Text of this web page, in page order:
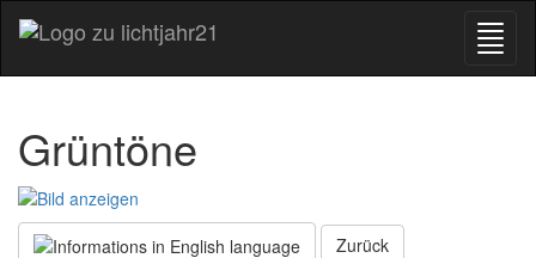
Grüntöne
Zurück